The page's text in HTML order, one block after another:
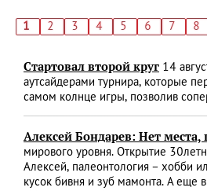
Текущая
1 Страница
2 Страница
3 Страница
4 Страница
5 Страница
6 7 8
Стартовал второй круг 14
аутсайдерами турнира, которые
самом колнце игры, позволив
Алексей Бондарев: Нет
мирового уровня. Открытие
Алексей, палеонтология – хобби
кусок бивня и зуб мамонта. А еще